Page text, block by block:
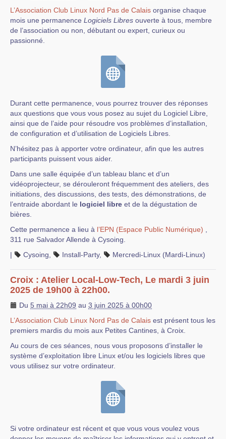
L’Association Club Linux Nord Pas de Calais organise chaque
mois une permanence Logiciels Libres ouverte à tous, membre
de l’association ou non, débutant ou expert, curieux ou
passionné.
Durant cette permanence, vous pourrez trouver des réponses
aux questions que vous vous posez au sujet du Logiciel Libre,
ainsi que de l’aide pour résoudre vos problèmes d’installation,
de configuration et d’utilisation de Logiciels Libres.
N’hésitez pas à apporter votre ordinateur, afin que les autres
participants puissent vous aider.
Dans une salle équipée d’un tableau blanc et d’un
vidéoprojecteur, se dérouleront fréquemment des ateliers, des
initiations, des discussions, des tests, des démonstrations, de
l’entraide abordant le logiciel libre et de la dégustation de
bières.
Cette permanence a lieu à l’EPN (Espace Public Numérique)
311 rue Salvador Allende à Cysoing.
|
Cysoing Install-Party, Mercredi-Linux (Mardi-Linux)
Croix : Atelier Local-Low-Tech, Le mardi 3 juin
2025 de 19h00 à 22h00.
Du 5 mai à 22h09 au 3 juin 2025 à 00h00
L’Association Club Linux Nord Pas de Calais est présent tous les
premiers mardis du mois aux Petites Cantines, à Croix.
Au cours de ces séances, nous vous proposons d’installer le
système d’exploitation libre Linux et/ou les logiciels libres que
vous utilisez sur votre ordinateur.
Si votre ordinateur est récent et que vous vous voulez vous